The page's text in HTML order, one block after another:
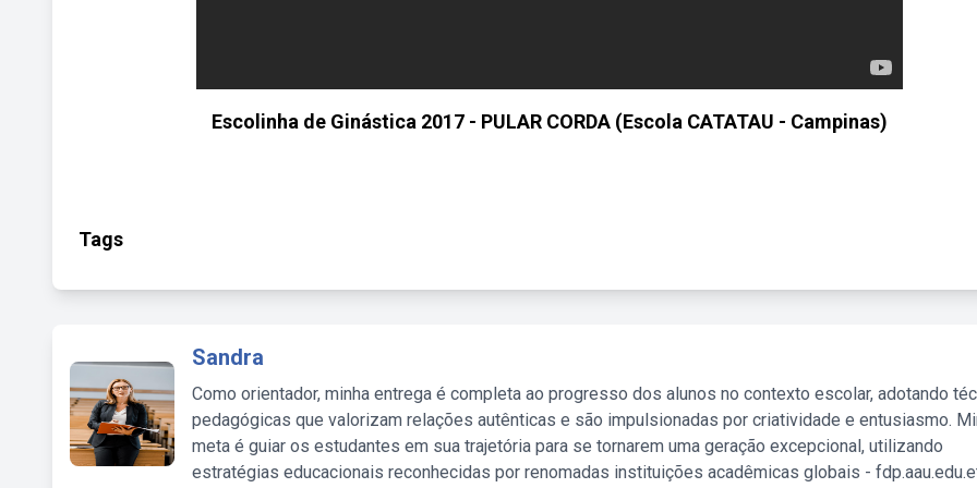
Escolinha de Ginástica 2017 - PULAR CORDA (Escola CATATAU - Campinas)
Tags
Sandra
Como orientador, minha entrega é completa ao progresso dos alunos no contexto escolar, adotando
pedagógicas que valorizam relações autênticas e são impulsionadas por criatividade e entusiasmo.
meta é guiar os estudantes em sua trajetória para se tornarem uma geração excepcional, utilizando
estratégias educacionais reconhecidas por renomadas instituições acadêmicas globais -